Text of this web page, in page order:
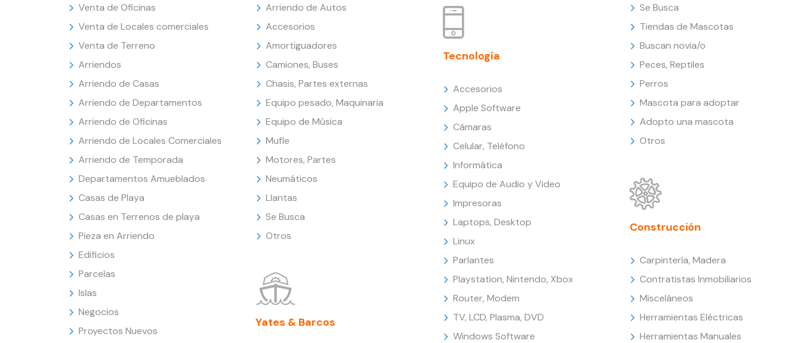
Venta de Oficinas
Venta de Locales comerciales
Venta de Terreno
Arriendos
Arriendo de Casas
Arriendo de Departamentos
Arriendo de Oficinas
Arriendo de Locales Comerciales
Arriendo de Temporada
Departamentos Amueblados
Casas de Playa
Casas en Terrenos de playa
Pieza en Arriendo
Edificios
Parcelas
Islas
Negocios
Proyectos Nuevos
Arriendo de Autos
Accesorios
Amortiguadores
Camiones, Buses
Chasis, Partes externas
Equipo pesado, Maquinaria
Equipo de Música
Mufle
Motores, Partes
Neumáticos
Llantas
Se Busca
Otros
Yates & Barcos
Tecnología
Accesorios
Apple Software
Cámaras
Celular, Teléfono
Informática
Equipo de Audio y Video
Impresoras
Laptops, Desktop
Linux
Parlantes
Playstation, Nintendo, Xbox
Router, Modem
TV, LCD, Plasma, DVD
Windows Software
Se Busca
Tiendas de Mascotas
Buscan novia/o
Peces, Reptiles
Perros
Mascota para adoptar
Adopto una mascota
Otros
Construcción
Carpintería, Madera
Contratistas Inmobiliarios
Misceláneos
Herramientas Eléctricas
Herramientas Manuales